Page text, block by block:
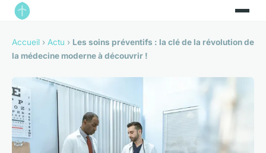
Accueil › Actu › Les soins préventifs : la clé de la révolution de
la médecine moderne à découvrir !